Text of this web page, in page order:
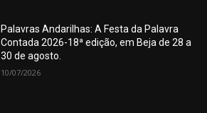
Palavras Andarilhas: A Festa da Palavra
Contada 2026-18ª edição, em Beja de 28 a
30 de agosto.
10/07/2026